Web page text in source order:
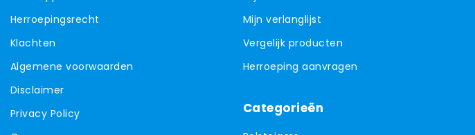
Herroepingsrecht
Klachten
Algemene voorwaarden
Disclaimer
Privacy Policy
Mijn verlanglijst
Vergelijk producten
Herroeping aanvragen
Categorieën